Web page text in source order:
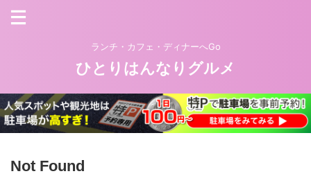
ランチ・カフェ・ディナーへGo
ひとりはんなりグルメ
Not Found